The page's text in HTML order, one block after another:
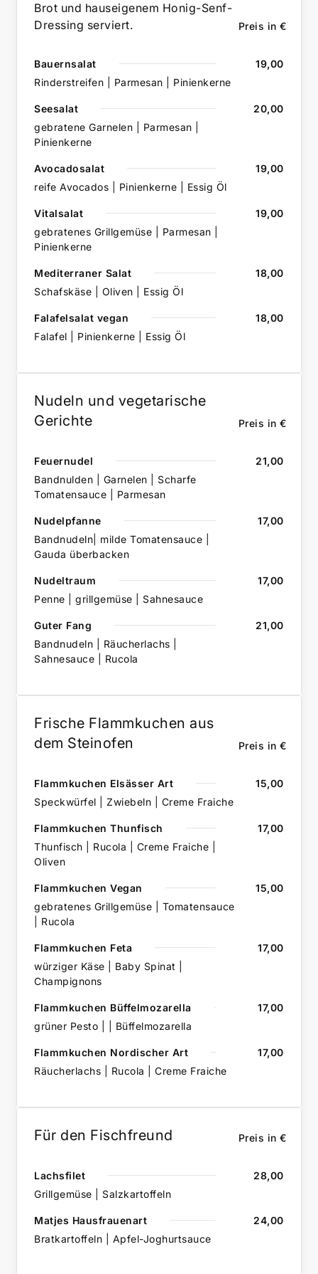
Brot und hauseigenem Honig-Senf-
Dressing serviert.
Preis in €
Bauernsalat
19,00
Rinderstreifen | Parmesan | Pinienkerne
Seesalat
20,00
gebratene Garnelen | Parmesan |
Pinienkerne
Avocadosalat
19,00
reife Avocados | Pinienkerne | Essig Öl
Vitalsalat
19,00
gebratenes Grillgemüse | Parmesan |
Pinienkerne
Mediterraner Salat
18,00
Schafskäse | Oliven | Essig Öl
Falafelsalat vegan
18,00
Falafel | Pinienkerne | Essig Öl
Nudeln und vegetarische
Gerichte
Preis in €
Feuernudel
21,00
Bandnulden | Garnelen | Scharfe
Tomatensauce | Parmesan
Nudelpfanne
17,00
Bandnudeln| milde Tomatensauce |
Gauda überbacken
Nudeltraum
17,00
Penne | grillgemüse | Sahnesauce
Guter Fang
21,00
Bandnudeln | Räucherlachs |
Sahnesauce | Rucola
Frische Flammkuchen aus
dem Steinofen
Preis in €
Flammkuchen Elsässer Art
15,00
Speckwürfel | Zwiebeln | Creme Fraiche
Flammkuchen Thunfisch
17,00
Thunfisch | Rucola | Creme Fraiche |
Oliven
Flammkuchen Vegan
15,00
gebratenes Grillgemüse | Tomatensauce
| Rucola
Flammkuchen Feta
17,00
würziger Käse | Baby Spinat |
Champignons
Flammkuchen Büffelmozarella
17,00
grüner Pesto | | Büffelmozarella
Flammkuchen Nordischer Art
17,00
Räucherlachs | Rucola | Creme Fraiche
Für den Fischfreund Preis in €
Lachsfilet
28,00
Grillgemüse | Salzkartoffeln
Matjes Hausfrauenart
24,00
Bratkartoffeln | Apfel-Joghurtsauce